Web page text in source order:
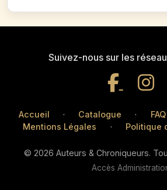
Suivez-nous sur les
Accueil · Catalogue · FAQ
Mentions Légales
· Politique
© 2026 Auteurs & Chroniqueurs.
Accès